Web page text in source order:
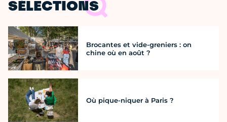
SÉLECTIONS
Brocantes et vide-greniers : on
chine où en août ?
Où pique-niquer à Paris ?